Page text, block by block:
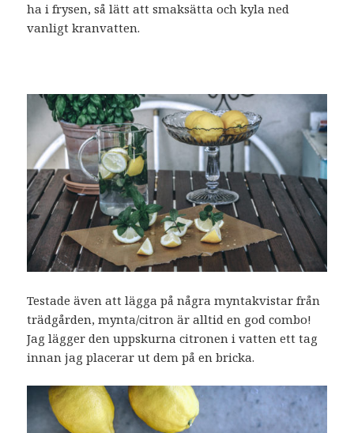
ha i frysen, så lätt att smaksätta och kyla ned
vanligt kranvatten.
Testade även att lägga på några myntakvistar från
trädgården, mynta/citron är alltid en god combo!
Jag lägger den uppskurna citronen i vatten ett tag
innan jag placerar ut dem på en bricka.